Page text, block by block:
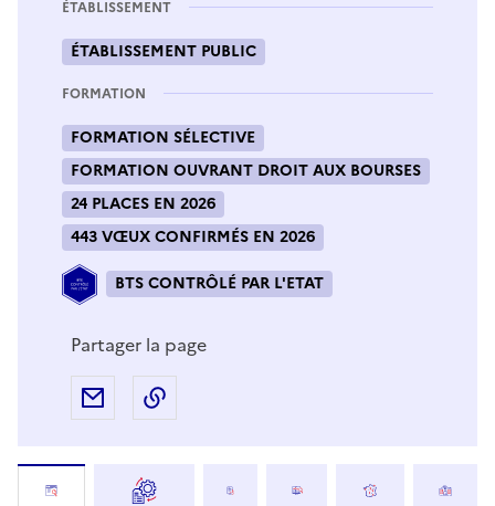
ÉTABLISSEMENT
ÉTABLISSEMENT PUBLIC
FORMATION
FORMATION SÉLECTIVE
FORMATION OUVRANT DROIT AUX BOURSES
24 PLACES EN 2026
443 VŒUX CONFIRMÉS EN 2026
BTS CONTRÔLÉ PAR L'ETAT
Partager la page
Partager par e-mail